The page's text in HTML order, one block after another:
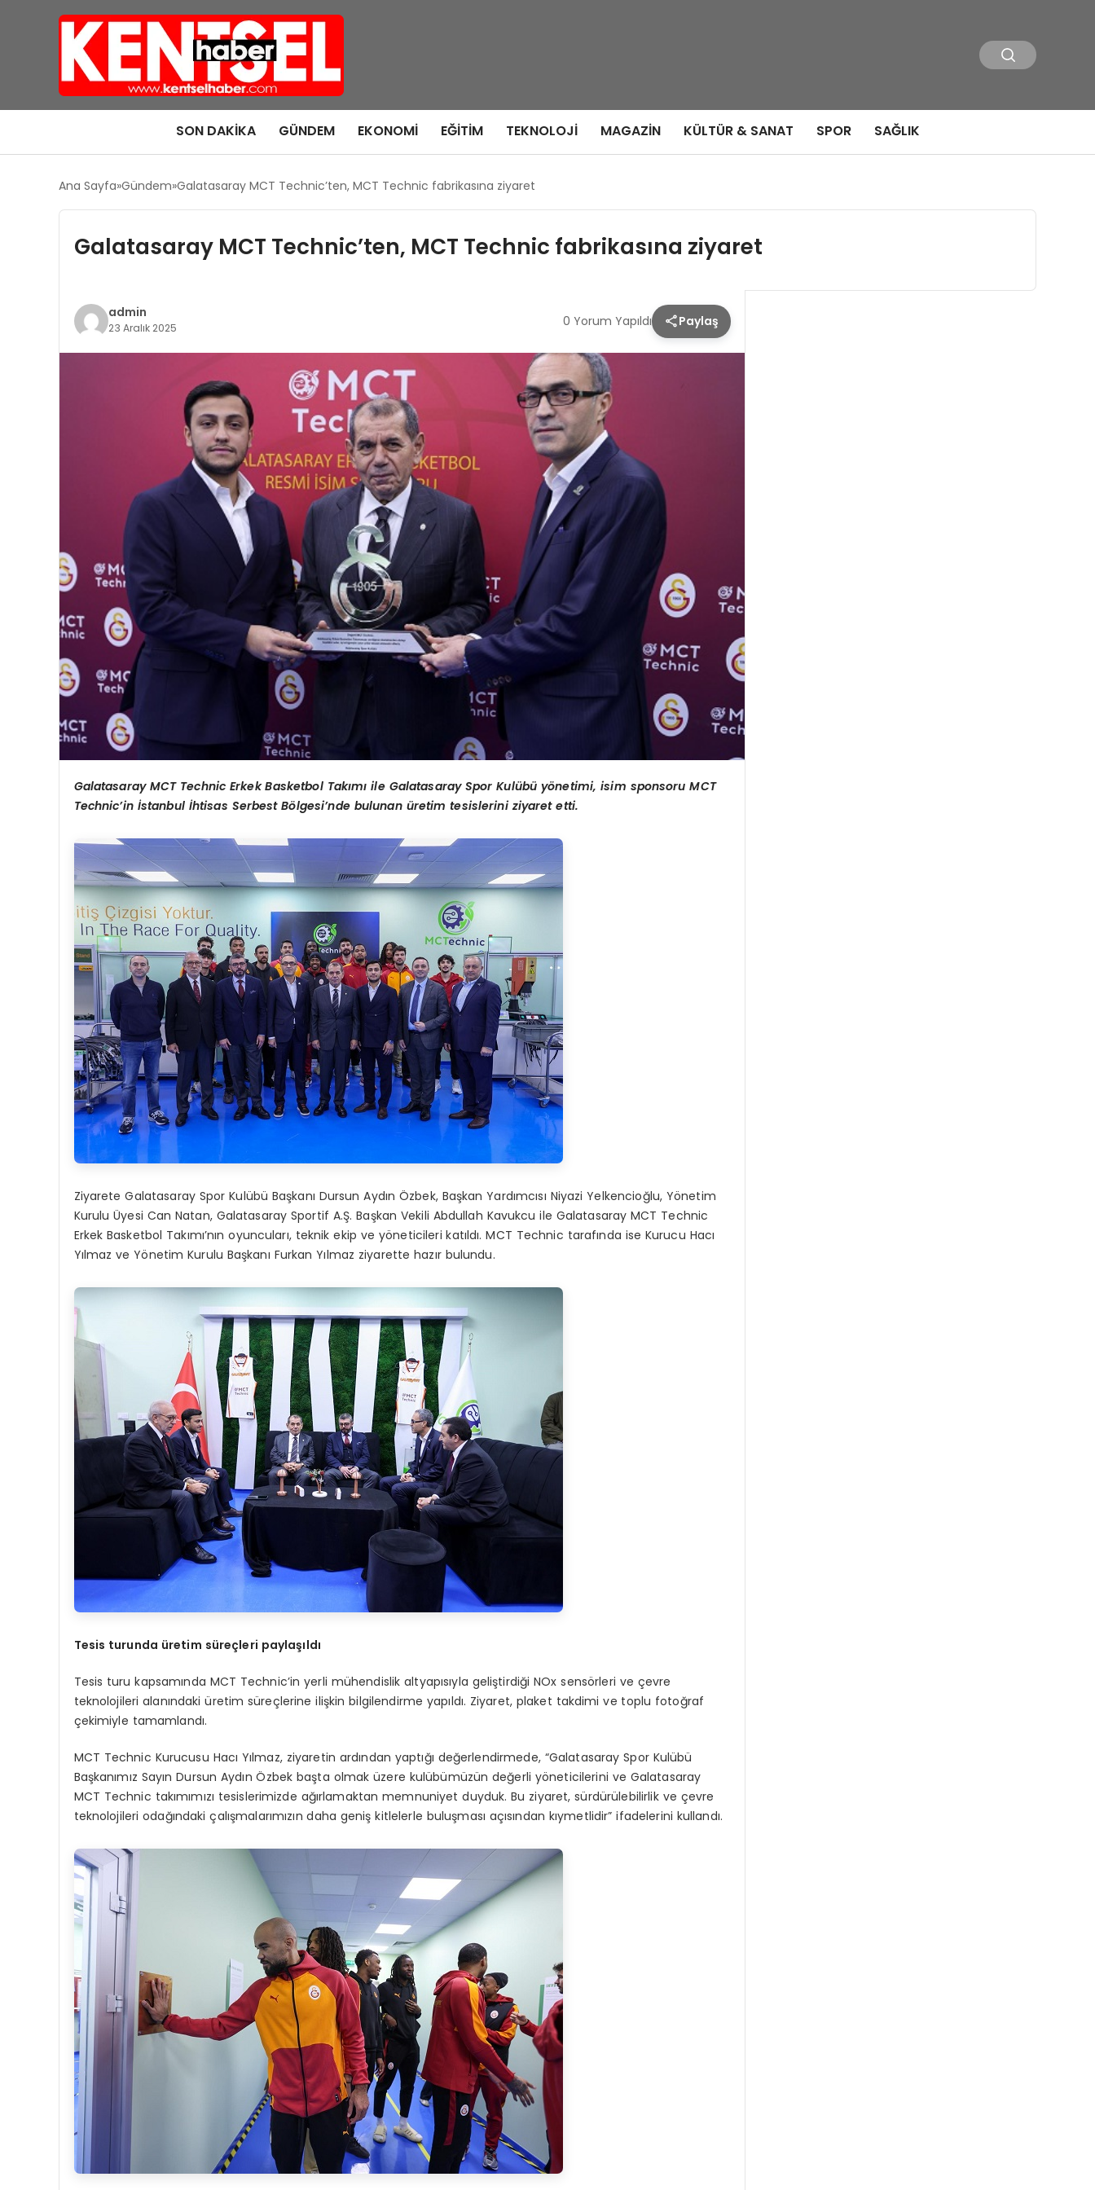
SON DAKIKA GÜNDEM EKONOMI EĞITIM TEKNOLOJI MAGAZIN KÜLTÜR & SANAT SPOR SAĞLIK
Ana Sayfa Gündem Galatasaray MCT Technic’ten, MCT Technic fabrikasına ziyaret
Galatasaray MCT Technic’ten, MCT Technic fabrikasına ziyaret
admin
23 Aralık 2025 0 Yorum Yapıldı Paylaş
Galatasaray MCT Technic Erkek Basketbol Takımı ile Galatasaray Spor Kulübü yönetimi, isim sponsoru MCT
Technic’in İstanbul İhtisas Serbest Bölgesi’nde bulunan üretim tesislerini ziyaret etti.
Ziyarete Galatasaray Spor Kulübü Başkanı Dursun Aydın Özbek, Başkan Yardımcısı Niyazi Yelkencioğlu, Yönetim
Kurulu Üyesi Can Natan, Galatasaray Sportif A.Ş. Başkan Vekili Abdullah Kavukcu ile Galatasaray MCT Technic
Erkek Basketbol Takımı’nın oyuncuları, teknik ekip ve yöneticileri katıldı. MCT Technic tarafında ise Kurucu Hacı
Yılmaz ve Yönetim Kurulu Başkanı Furkan Yılmaz ziyarette hazır bulundu.
Tesis turunda üretim süreçleri paylaşıldı
Tesis turu kapsamında MCT Technic’in yerli mühendislik altyapısıyla geliştirdiği NOx sensörleri ve çevre
teknolojileri alanındaki üretim süreçlerine ilişkin bilgilendirme yapıldı. Ziyaret, plaket takdimi ve toplu fotoğraf
çekimiyle tamamlandı.
MCT Technic Kurucusu Hacı Yılmaz, ziyaretin ardından yaptığı değerlendirmede, “Galatasaray Spor Kulübü
Başkanımız Sayın Dursun Aydın Özbek başta olmak üzere kulübümüzün değerli yöneticilerini ve Galatasaray
MCT Technic takımımızı tesislerimizde ağırlamaktan memnuniyet duyduk. Bu ziyaret, sürdürülebilirlik ve çevre
teknolojileri odağındaki çalışmalarımızın daha geniş kitlelerle buluşması açısından kıymetlidir” ifadelerini kullandı.